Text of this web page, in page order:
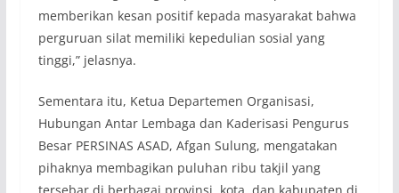
memberikan kesan positif kepada masyarakat bahwa
perguruan silat memiliki kepedulian sosial yang
tinggi,” jelasnya.
Sementara itu, Ketua Departemen Organisasi,
Hubungan Antar Lembaga dan Kaderisasi Pengurus
Besar PERSINAS ASAD, Afgan Sulung, mengatakan
pihaknya membagikan puluhan ribu takjil yang
tersebar di berbagai provinsi, kota, dan kabupaten di